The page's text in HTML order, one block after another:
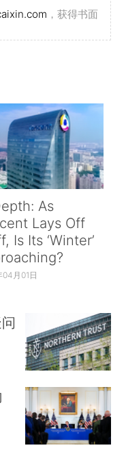
，获得书面
As
Lays Off
Is Its ‘Winter’
04月01日